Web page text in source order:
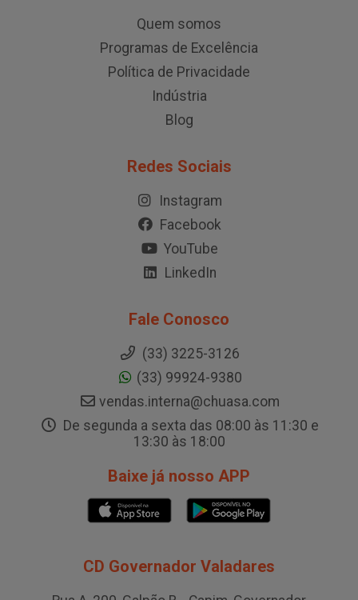
Quem somos
Programas de Excelência
Política de Privacidade
Indústria
Blog
Redes Sociais
Instagram
Facebook
YouTube
LinkedIn
Fale Conosco
(33) 3225-3126
(33) 99924-9380
vendas.interna@chuasa.com
De segunda a sexta das 08:00 às 11:30 e
13:30 às 18:00
Baixe já nosso APP
CD Governador Valadares